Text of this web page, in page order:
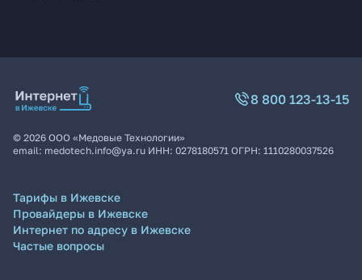
8 800 123-13-15
© 2026 ООО «Медовые Технологии»
email: medotech.info@ya.ru ИНН: 0278180571 ОГРН: 1110280037526
Тарифы в Ижевске
Провайдеры в Ижевске
Интернет по адресу в Ижевске
Частые вопросы